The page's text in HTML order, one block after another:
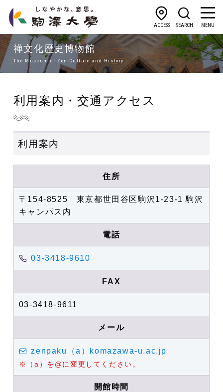
ACCESS SEARCH MENU
禅文化歴史博物館
The Museum of Zen Culture and History
利用案内・交通アクセス
利用案内
住所
〒154-8525 東京都世田谷区駒沢1-23-1 駒沢
キャンパス内
電話
03-3418-9610
FAX
03-3418-9611
メール
zenpaku（a）komazawa-u.ac.jp
※（a）を@に変更してください。
開館時間